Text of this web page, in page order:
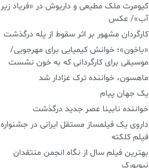
کیومرث ملک مطیعی و داریوش در «فریاد زیر
آب»/ عکس
کارگردان مشهور بر اثر سقوط از پله درگذشت
«باخون»‌؛ خوانش کیمیایی برای مهرجویی/
موسیقی برای کارگردانی که به خون نشست
ماهسون، خواننده ترک عزادار شد
یک جهان پیام
خواننده نابینا عصر جدید درگذشت
داروی یک فیلمساز مستقل ایرانی در جشنواره
فیلم کلکته
بهترین فیلم سال از نگاه انجمن منتقدان
نیویورک